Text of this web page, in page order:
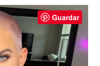
Guardar